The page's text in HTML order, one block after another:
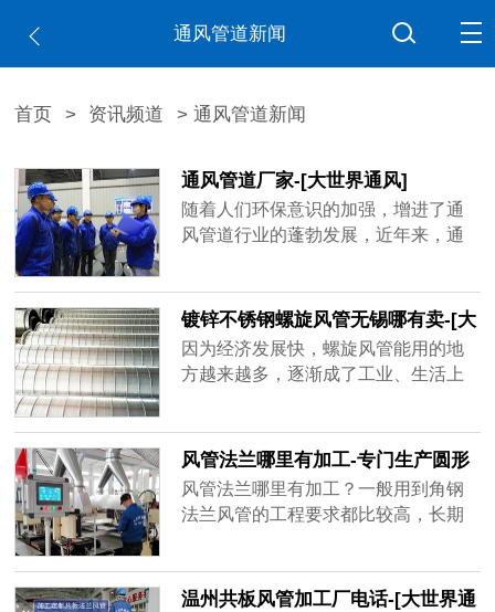
通风管道新闻
首页 > 资讯频道 > 通风管道新闻
通风管道厂家-[大世界通风]
随着人们环保意识的加强，增进了通
风管道行业的蓬勃发展，近年来，通
家偷工减料已成常态，比如客户要求
用1mm的板材做，实际到手可能是0.6
厚、0.8厚，看似价格实惠，在实际使
用过程中容易出现状况，运送带粉尘
技术不......
镀锌不锈钢螺旋风管无锡哪有卖-[大
世界]
因为经济发展快，螺旋风管能用的地
方越来越多，逐渐成了工业、生活上
厂家也跟着变多，但是质量可能比不
了品牌厂家，大世界通风作为行业内
品牌厂家，精益求精的品质顺应客户
对螺旋风管质量上的要求。
风管法兰哪里有加工-专门生产圆形
矩形风管法兰[大世界通风]
风管法兰哪里有加工？一般用到角钢
法兰风管的工程要求都比较高，长期
大的作用。
温州共板风管加工厂电话-[大世界通